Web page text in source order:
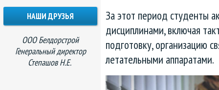
За этот период студенты
дисциплинами, включая
подготовку, организацию
летательными аппаратами.
НАШИ ДРУЗЬЯ
ООО Белдорстрой
Генеральный директор
Степашов Н.Е.